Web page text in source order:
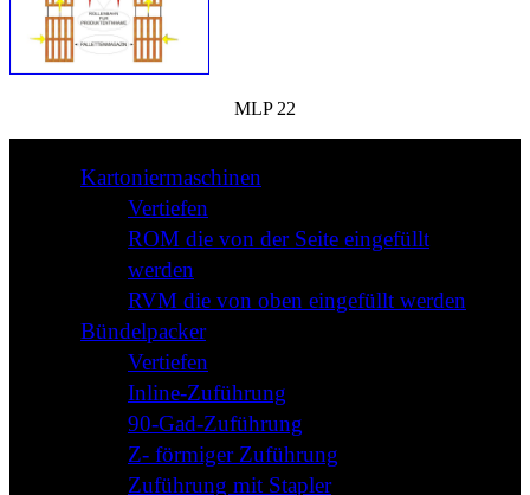
MLP 22
Kartoniermaschinen
Vertiefen
ROM die von der Seite eingefüllt
werden
RVM die von oben eingefüllt werden
Bündelpacker
Vertiefen
Inline-Zuführung
90-Gad-Zuführung
Z- förmiger Zuführung
Zuführung mit Stapler